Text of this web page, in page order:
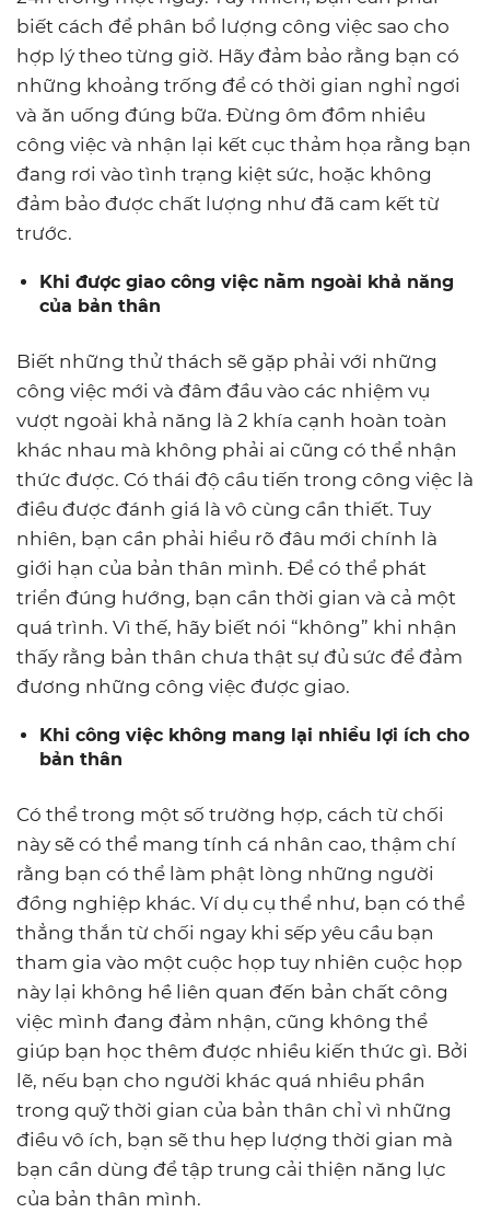
biết cách để phân bổ lượng công việc sao cho
hợp lý theo từng giờ. Hãy đảm bảo rằng bạn có
những khoảng trống để có thời gian nghỉ ngơi
và ăn uống đúng bữa. Đừng ôm đồm nhiều
công việc và nhận lại kết cục thảm họa rằng bạn
đang rơi vào tình trạng kiệt sức, hoặc không
đảm bảo được chất lượng như đã cam kết từ
trước.
Khi được giao công việc nằm ngoài khả năng
của bản thân
Biết những thử thách sẽ gặp phải với những
công việc mới và đâm đầu vào các nhiệm vụ
vượt ngoài khả năng là 2 khía cạnh hoàn toàn
khác nhau mà không phải ai cũng có thể nhận
thức được. Có thái độ cầu tiến trong công việc là
điều được đánh giá là vô cùng cần thiết. Tuy
nhiên, bạn cần phải hiểu rõ đâu mới chính là
giới hạn của bản thân mình. Để có thể phát
triển đúng hướng, bạn cần thời gian và cả một
quá trình. Vì thế, hãy biết nói “không” khi nhận
thấy rằng bản thân chưa thật sự đủ sức để đảm
đương những công việc được giao.
Khi công việc không mang lại nhiều lợi ích cho
bản thân
Có thể trong một số trường hợp, cách từ chối
này sẽ có thể mang tính cá nhân cao, thậm chí
rằng bạn có thể làm phật lòng những người
đồng nghiệp khác. Ví dụ cụ thể như, bạn có thể
thẳng thắn từ chối ngay khi sếp yêu cầu bạn
tham gia vào một cuộc họp tuy nhiên cuộc họp
này lại không hề liên quan đến bản chất công
việc mình đang đảm nhận, cũng không thể
giúp bạn học thêm được nhiều kiến thức gì. Bởi
lẽ, nếu bạn cho người khác quá nhiều phần
trong quỹ thời gian của bản thân chỉ vì những
điều vô ích, bạn sẽ thu hẹp lượng thời gian mà
bạn cần dùng để tập trung cải thiện năng lực
của bản thân mình.